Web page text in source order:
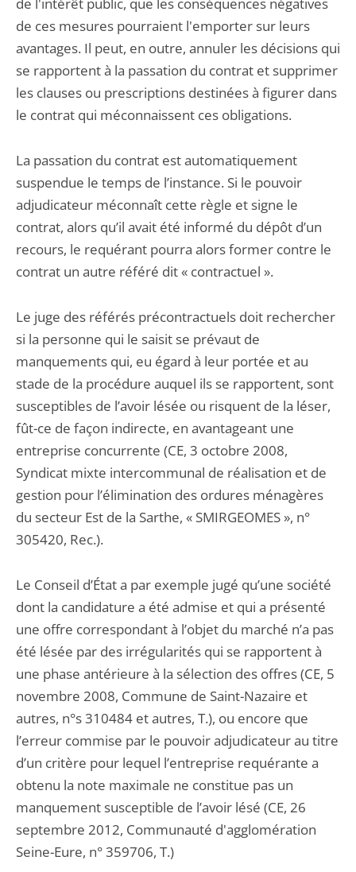
de ces mesures pourraient l'emporter sur leurs
avantages. Il peut, en outre, annuler les décisions qui
se rapportent à la passation du contrat et supprimer
les clauses ou prescriptions destinées à figurer dans
le contrat qui méconnaissent ces obligations.
La passation du contrat est automatiquement
suspendue le temps de l’instance. Si le pouvoir
adjudicateur méconnaît cette règle et signe le
contrat, alors qu’il avait été informé du dépôt d’un
recours, le requérant pourra alors former contre le
contrat un autre référé dit « contractuel ».
Le juge des référés précontractuels doit rechercher
si la personne qui le saisit se prévaut de
manquements qui, eu égard à leur portée et au
stade de la procédure auquel ils se rapportent, sont
susceptibles de l’avoir lésée ou risquent de la léser,
fût-ce de façon indirecte, en avantageant une
entreprise concurrente (CE, 3 octobre 2008,
Syndicat mixte intercommunal de réalisation et de
gestion pour l’élimination des ordures ménagères
du secteur Est de la Sarthe, « SMIRGEOMES », n°
305420, Rec.).
Le Conseil d’État a par exemple jugé qu’une société
dont la candidature a été admise et qui a présenté
une offre correspondant à l’objet du marché n’a pas
été lésée par des irrégularités qui se rapportent à
une phase antérieure à la sélection des offres (CE, 5
novembre 2008, Commune de Saint-Nazaire et
autres, n°s 310484 et autres, T.), ou encore que
l’erreur commise par le pouvoir adjudicateur au titre
d’un critère pour lequel l’entreprise requérante a
obtenu la note maximale ne constitue pas un
manquement susceptible de l’avoir lésé (CE, 26
septembre 2012, Communauté d'agglomération
Seine-Eure, n° 359706, T.)